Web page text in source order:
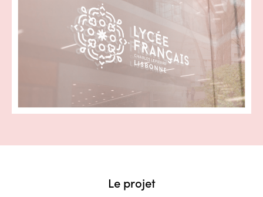
Le projet